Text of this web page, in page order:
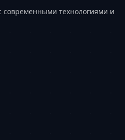
технологиями и